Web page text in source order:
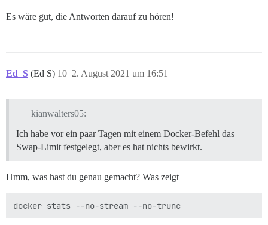
Es wäre gut, die Antworten darauf zu hören!
Ed_S (Ed S) 2. August 2021 um 16:51
10
kianwalters05:
Ich habe vor ein paar Tagen mit einem Docker-Befehl das
Swap-Limit festgelegt, aber es hat nichts bewirkt.
Hmm, was hast du genau gemacht? Was zeigt